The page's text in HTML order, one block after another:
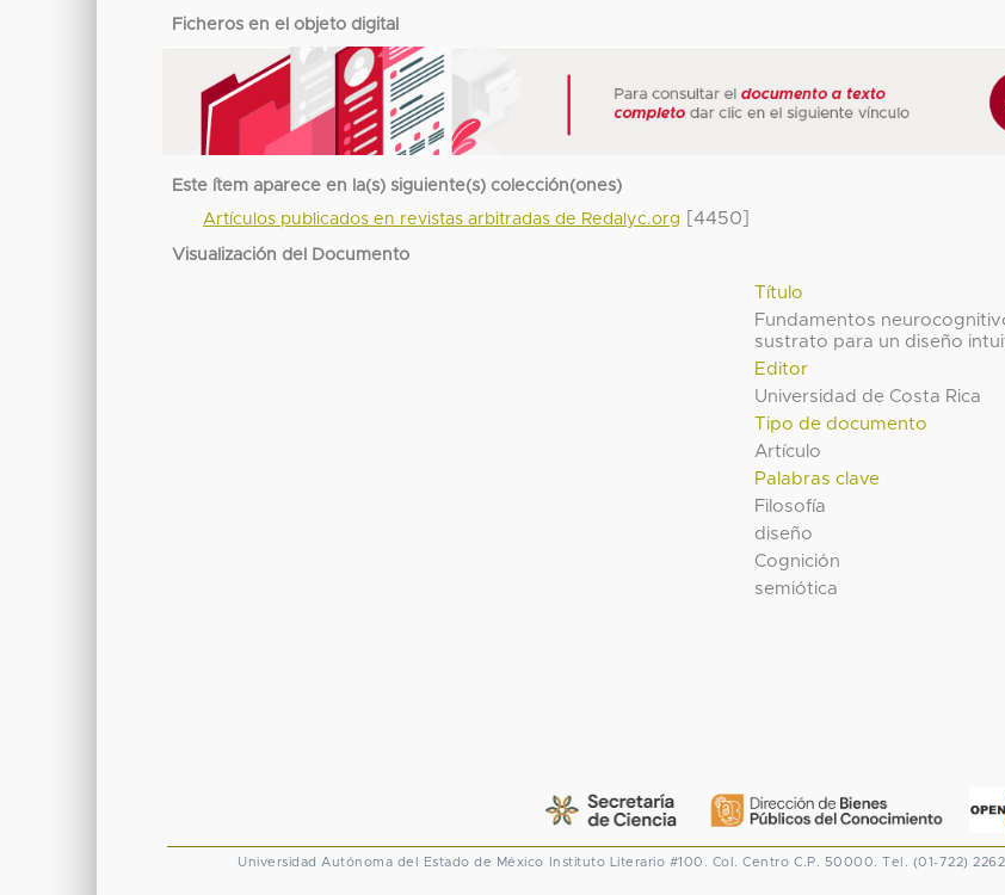
Ficheros en el objeto digital
Este ítem aparece en la(s) siguiente(s) colección(ones)
Artículos publicados en revistas arbitradas de Redalyc.org
[4450]
Visualización del Documento
Título
Fundamentos
sustrato para un diseño
Editor
Universidad de Costa Rica
Tipo de documento
Artículo
Palabras clave
Filosofía
diseño
Cognición
semiótica
Universidad Autónoma del Estado de México Instituto Literario #100. Col. Centro C.P. 50000. Tel. (01-722)